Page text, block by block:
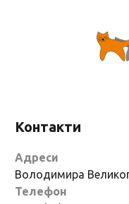
Контакти
Адреси
Володимира
Телефон